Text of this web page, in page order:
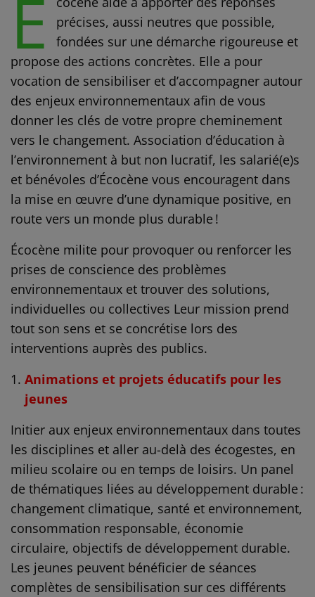
É
précises, aussi neutres que possible,
fondées sur une démarche rigoureuse et
propose des actions concrètes. Elle a pour
vocation de sensibiliser et d’accompagner autour
des enjeux environnementaux afin de vous
donner les clés de votre propre cheminement
vers le changement. Association d’éducation à
l’environnement à but non lucratif, les salarié(e)s
et bénévoles d’Écocène vous encouragent dans
la mise en œuvre d’une dynamique positive, en
route vers un monde plus durable !
Écocène milite pour provoquer ou renforcer les
prises de conscience des problèmes
environnementaux et trouver des solutions,
individuelles ou collectives Leur mission prend
tout son sens et se concrétise lors des
interventions auprès des publics.
Animations et projets éducatifs pour les
jeunes
Initier aux enjeux environnementaux dans toutes
les disciplines et aller au-delà des écogestes, en
milieu scolaire ou en temps de loisirs. Un panel
de thématiques liées au développement durable :
changement climatique, santé et environnement,
consommation responsable, économie
circulaire, objectifs de développement durable.
Les jeunes peuvent bénéficier de séances
complètes de sensibilisation sur ces différents